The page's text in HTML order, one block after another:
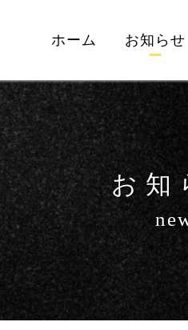
ホーム お知らせ
お知